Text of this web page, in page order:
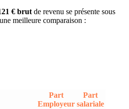
€ brut de revenu se présente sous
meilleure comparaison :
Part
Employeur
Part
salariale